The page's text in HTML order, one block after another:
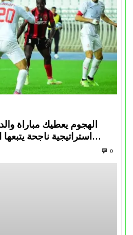
الهجوم يعطيك مباراة
استراتيجية ناجحة
0